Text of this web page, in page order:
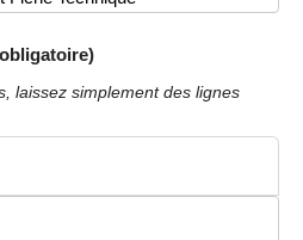
laissez simplement des lignes